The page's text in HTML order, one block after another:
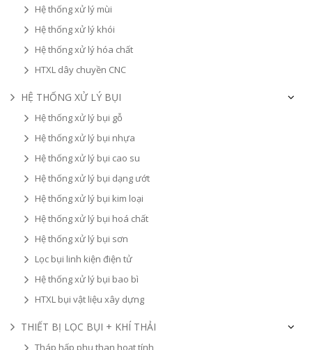
Hệ thống xử lý mùi
Hệ thống xử lý khói
Hệ thống xử lý hóa chất
HTXL dây chuyền CNC
HỆ THỐNG XỬ LÝ BỤI
Hệ thống xử lý bụi gỗ
Hệ thống xử lý bụi nhựa
Hệ thống xử lý bụi cao su
Hệ thống xử lý bụi dạng ướt
Hệ thống xử lý bụi kim loại
Hệ thống xử lý bụi hoá chất
Hệ thống xử lý bụi sơn
Lọc bụi linh kiện điện tử
Hệ thống xử lý bụi bao bì
HTXL bụi vật liệu xây dựng
THIẾT BỊ LỌC BỤI + KHÍ THẢI
Tháp hấp phụ than hoạt tính